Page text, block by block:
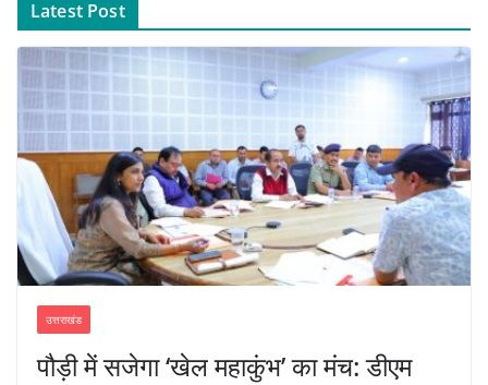
Latest Post
उत्तराखंड
पौड़ी में सजेगा ‘खेल महाकुंभ’ का मंच: डीएम